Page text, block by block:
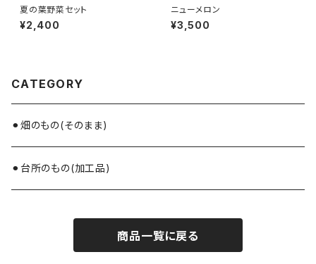
夏の葉野菜セット
¥2,400
ニューメロン
¥3,500
CATEGORY
⚫︎畑のもの(そのまま)
⚫︎台所のもの(加工品)
商品一覧に戻る